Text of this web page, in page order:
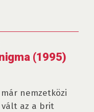
(1995)
nemzetközi
az a brit